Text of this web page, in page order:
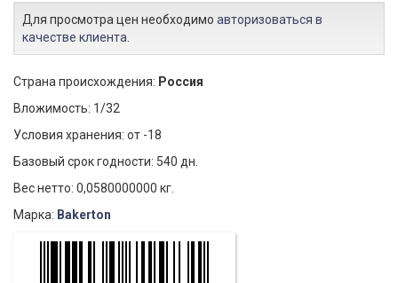
Для просмотра цен необходимо авторизоваться в
качестве клиента
Страна происхождения: Россия
Вложимость: 1/32
Условия хранения: от -18
Базовый срок годности: 540 дн.
Вес нетто: 0,0580000000 кг.
Марка: Bakerton